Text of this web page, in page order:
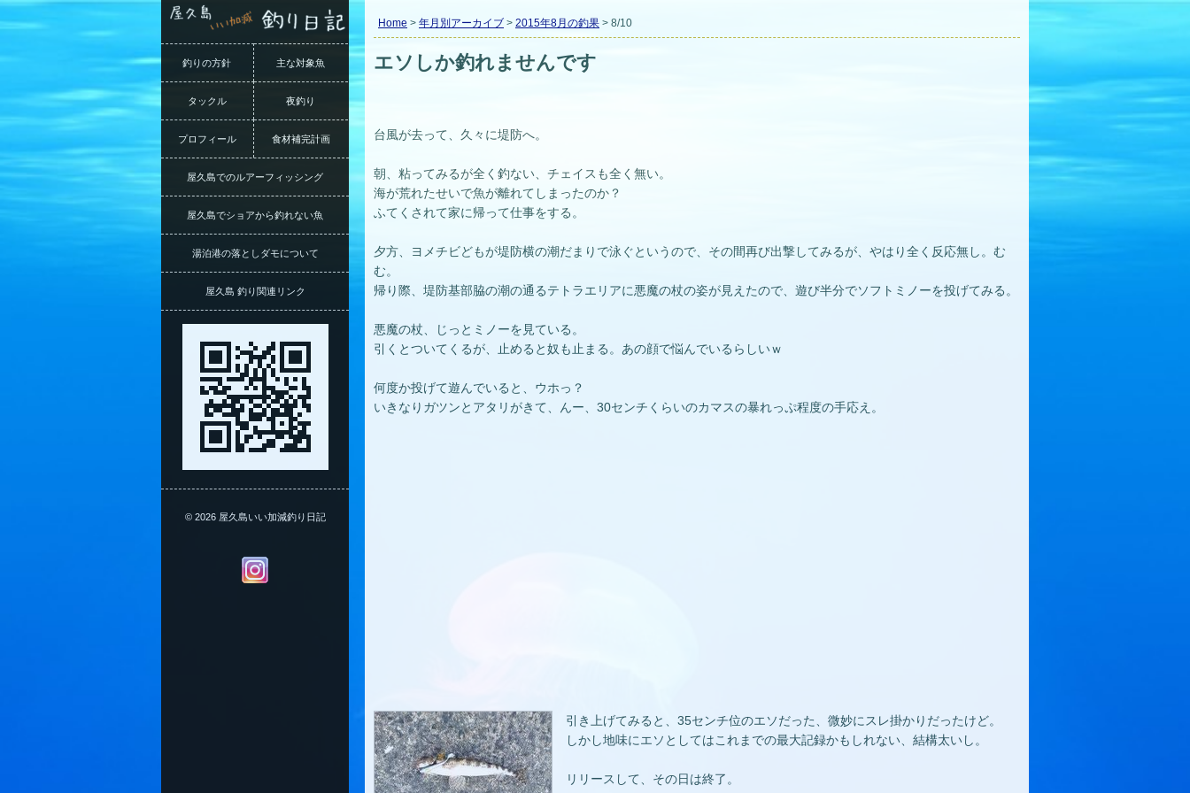
Home > 年月別アーカイブ > 2015年8月の釣果 > 8/10
エソしか釣れませんです
台風が去って、久々に堤防へ。
朝、粘ってみるが全く釣ない、チェイスも全く無い。
海が荒れたせいで魚が離れてしまったのか？
ふてくされて家に帰って仕事をする。
夕方、ヨメチビどもが堤防横の潮だまりで泳ぐというので、その間再び出撃してみるが、やはり全く反応無し。む
む。
帰り際、堤防基部脇の潮の通るテトラエリアに悪魔の杖の姿が見えたので、遊び半分でソフトミノーを投げてみる。
悪魔の杖、じっとミノーを見ている。
引くとついてくるが、止めると奴も止まる。あの顔で悩んでいるらしいｗ
何度か投げて遊んでいると、ウホっ？
いきなりガツンとアタリがきて、んー、30センチくらいのカマスの暴れっぷ程度の手応え。
引き上げてみると、35センチ位のエソだった、微妙にスレ掛かりだったけど。
しかし地味にエソとしてはこれまでの最大記録かもしれない、結構太いし。
リリースして、その日は終了。
釣りの方針 主な対象魚
タックル 夜釣り
プロフィール 食材補完計画
屋久島でのルアーフィッシング
屋久島でショアから釣れない魚
湯泊港の落としダモについて
屋久島 釣り関連リンク
© 2026 屋久島いい加減釣り日記